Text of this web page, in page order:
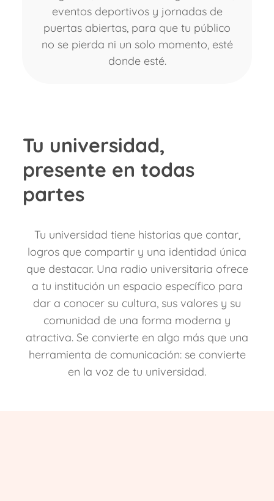
eventos deportivos y jornadas de
puertas abiertas, para que tu público
no se pierda ni un solo momento, esté
donde esté.
Tu universidad,
presente en todas
partes
Tu universidad tiene historias que contar,
logros que compartir y una identidad única
que destacar. Una radio universitaria ofrece
a tu institución un espacio específico para
dar a conocer su cultura, sus valores y su
comunidad de una forma moderna y
atractiva. Se convierte en algo más que una
herramienta de comunicación: se convierte
en la voz de tu universidad.